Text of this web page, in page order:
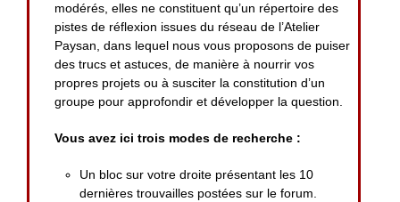
modérés, elles ne constituent qu’un répertoire des
pistes de réflexion issues du réseau de l’Atelier
Paysan, dans lequel nous vous proposons de puiser
des trucs et astuces, de manière à nourrir vos
propres projets ou à susciter la constitution d’un
groupe pour approfondir et développer la question.
Vous avez ici trois modes de recherche :
Un bloc sur votre droite présentant les 10
dernières trouvailles postées sur le forum.